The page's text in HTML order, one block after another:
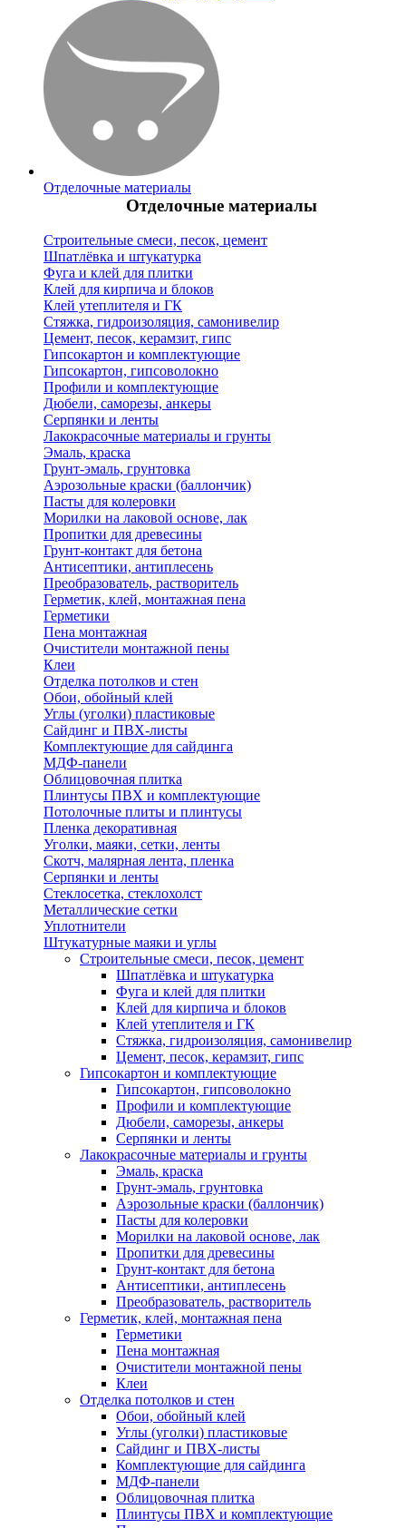
Отделочные материалы
Отделочные материалы
Строительные смеси, песок, цемент
Шпатлёвка и штукатурка
Фуга и клей для плитки
Клей для кирпича и блоков
Клей утеплителя и ГК
Стяжка, гидроизоляция, самонивелир
Цемент, песок, керамзит, гипс
Гипсокартон и комплектующие
Гипсокартон, гипсоволокно
Профили и комплектующие
Дюбели, саморезы, анкеры
Серпянки и ленты
Лакокрасочные материалы и грунты
Эмаль, краска
Грунт-эмаль, грунтовка
Аэрозольные краски (баллончик)
Пасты для колеровки
Морилки на лаковой основе, лак
Пропитки для древесины
Грунт-контакт для бетона
Антисептики, антиплесень
Преобразователь, растворитель
Герметик, клей, монтажная пена
Герметики
Пена монтажная
Очистители монтажной пены
Клеи
Отделка потолков и стен
Обои, обойный клей
Углы (уголки) пластиковые
Сайдинг и ПВХ-листы
Комплектующие для сайдинга
МДФ-панели
Облицовочная плитка
Плинтусы ПВХ и комплектующие
Потолочные плиты и плинтусы
Пленка декоративная
Уголки, маяки, сетки, ленты
Скотч, малярная лента, пленка
Серпянки и ленты
Стеклосетка, стеклохолст
Металлические сетки
Уплотнители
Штукатурные маяки и углы
Строительные смеси, песок, цемент
Шпатлёвка и штукатурка
Фуга и клей для плитки
Клей для кирпича и блоков
Клей утеплителя и ГК
Стяжка, гидроизоляция, самонивелир
Цемент, песок, керамзит, гипс
Гипсокартон и комплектующие
Гипсокартон, гипсоволокно
Профили и комплектующие
Дюбели, саморезы, анкеры
Серпянки и ленты
Лакокрасочные материалы и грунты
Эмаль, краска
Грунт-эмаль, грунтовка
Аэрозольные краски (баллончик)
Пасты для колеровки
Морилки на лаковой основе, лак
Пропитки для древесины
Грунт-контакт для бетона
Антисептики, антиплесень
Преобразователь, растворитель
Герметик, клей, монтажная пена
Герметики
Пена монтажная
Очистители монтажной пены
Клеи
Отделка потолков и стен
Обои, обойный клей
Углы (уголки) пластиковые
Сайдинг и ПВХ-листы
Комплектующие для сайдинга
МДФ-панели
Облицовочная плитка
Плинтусы ПВХ и комплектующие